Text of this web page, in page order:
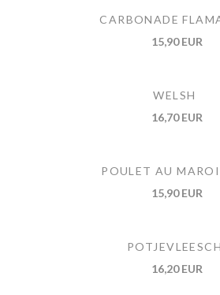
CARBONADE
15,90 EUR
WELSH
16,70 EUR
POULET AU
15,90 EUR
POTJEVLEESCH
16,20 EUR